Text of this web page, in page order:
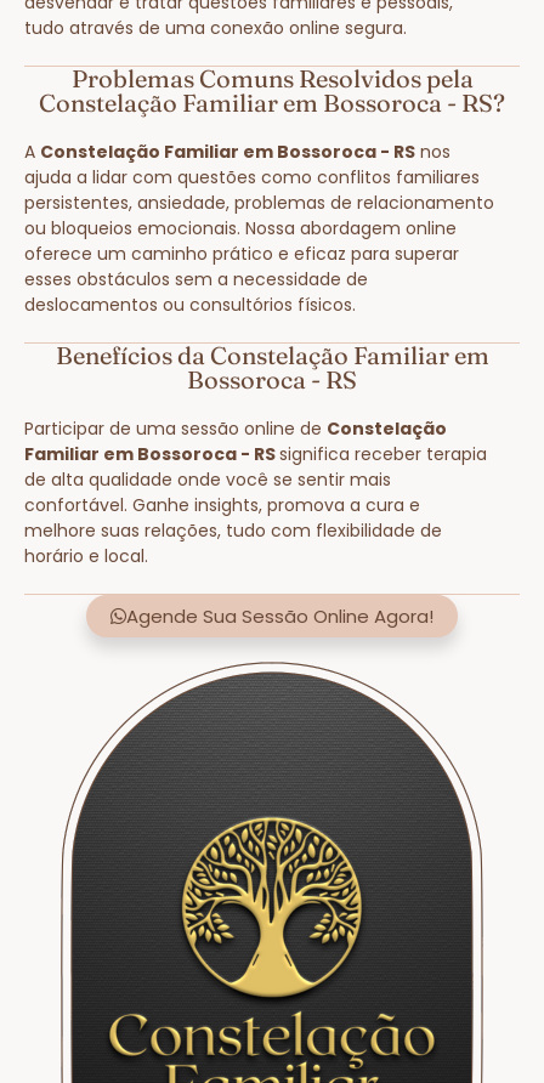
tudo através de uma conexão online segura.
Problemas Comuns Resolvidos pela
Constelação Familiar em Bossoroca - RS?
A Constelação Familiar em Bossoroca - RS nos
ajuda a lidar com questões como conflitos familiares
persistentes, ansiedade, problemas de relacionamento
ou bloqueios emocionais. Nossa abordagem online
oferece um caminho prático e eficaz para superar
esses obstáculos sem a necessidade de
deslocamentos ou consultórios físicos.
Benefícios da Constelação Familiar em
Bossoroca - RS
Participar de uma sessão online de Constelação
Familiar em Bossoroca - RSsignifica receber terapia
de alta qualidade onde você se sentir mais
confortável. Ganhe insights, promova a cura e
melhore suas relações, tudo com flexibilidade de
horário e local.
Agende Sua Sessão Online Agora!